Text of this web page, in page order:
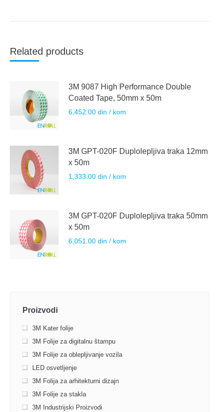
Related products
3M 9087 High Performance Double
Coated Tape, 50mm x 50m
6,452.00 din / kom
3M GPT-020F Duplolepljiva traka 12mm
x 50m
1,333.00 din / kom
3M GPT-020F Duplolepljiva traka 50mm
x 50m
6,051.00 din / kom
Proizvodi
3M Kater folije
3M Folije za digitalnu štampu
3M Folije za oblepljivanje vozila
LED osvetljenje
3M Folija za arhitekturni dizajn
3M Folije za stakla
3M Industrijski Proizvodi